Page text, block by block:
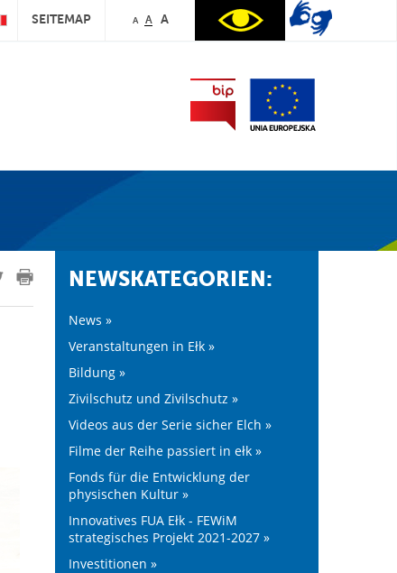
SEITEMAP A A A
NEWSKATEGORIEN:
News »
Veranstaltungen in Ełk »
Bildung »
Zivilschutz und Zivilschutz »
Videos aus der Serie sicher Elch »
Filme der Reihe passiert in ełk »
Fonds für die Entwicklung der
physischen Kultur »
Innovatives FUA Ełk - FEWiM
strategisches Projekt 2021-2027 »
Investitionen »